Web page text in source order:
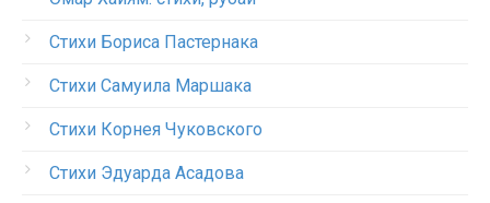
Стихи Бориса Пастернака
Стихи Самуила Маршака
Стихи Корнея Чуковского
Стихи Эдуарда Асадова